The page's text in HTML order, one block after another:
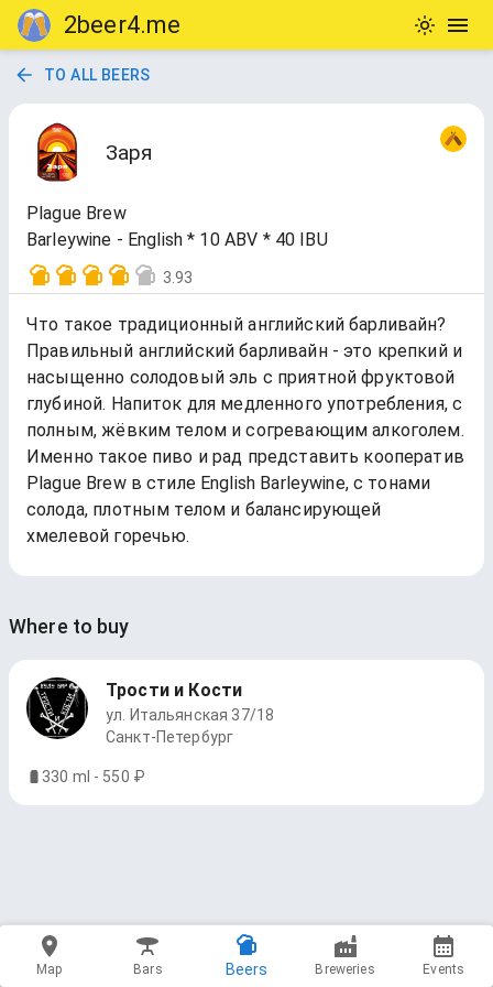
2beer4.me
TO ALL BEERS
Заря
Plague Brew
Barleywine - English * 10 ABV * 40 IBU
3.93
Что такое традиционный английский барливайн?
Правильный английский барливайн - это крепкий и
насыщенно солодовый эль с приятной фруктовой
глубиной. Напиток для медленного употребления, с
полным, жёвким телом и согревающим алкоголем.
Именно такое пиво и рад представить кооператив
Plague Brew в стиле English Barleywine, с тонами
солода, плотным телом и балансирующей
хмелевой горечью.
Where to buy
Трости и Кости
ул. Итальянская 37/18
Санкт-Петербург
330 ml - 550 ₽
Map Bars Beers Breweries Events